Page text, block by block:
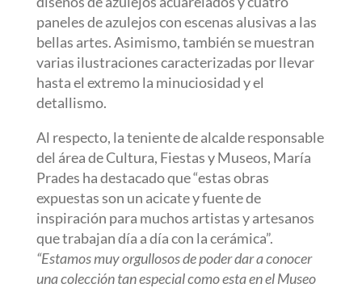
paneles de azulejos con escenas alusivas a las
bellas artes. Asimismo, también se muestran
varias ilustraciones caracterizadas por llevar
hasta el extremo la minuciosidad y el
detallismo.
Al respecto, la teniente de alcalde responsable
del área de Cultura, Fiestas y Museos, María
Prades ha destacado que “estas obras
expuestas son un acicate y fuente de
inspiración para muchos artistas y artesanos
que trabajan día a día con la cerámica”.
“Estamos muy orgullosos de poder dar a conocer
una colección tan especial como esta en el Museo